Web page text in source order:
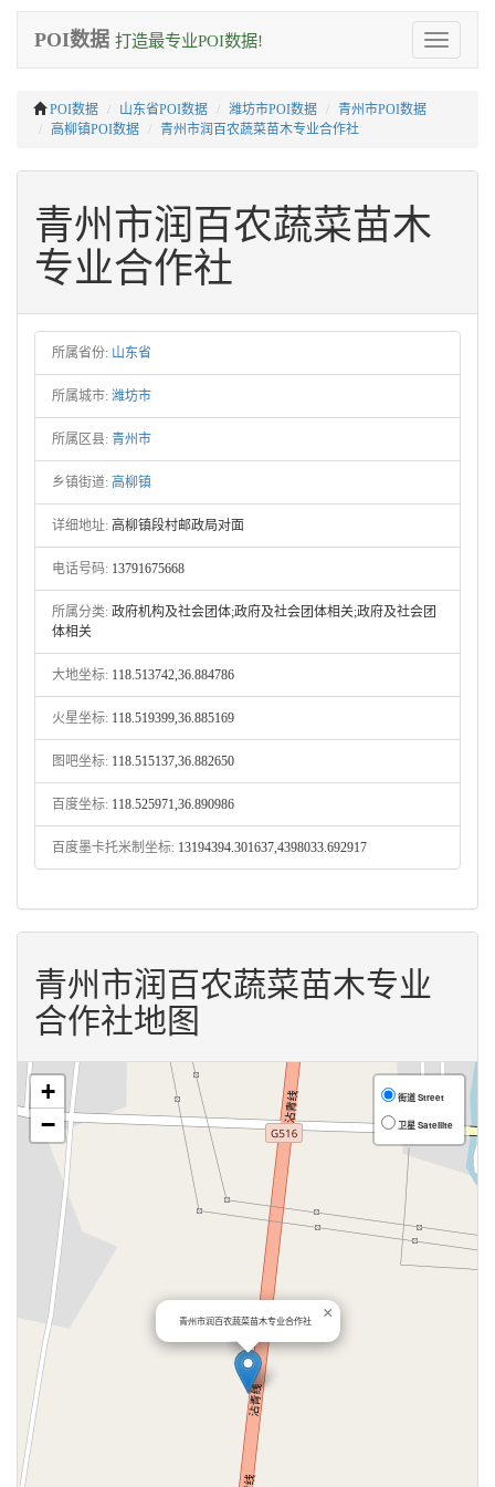
Toggle
navigation
POI数据 打造最专业POI数据!
POI数据 山东省POI数据 潍坊市POI数据
青州市POI数据
高柳镇POI数据
青州市润百农蔬菜苗木专业合作社
青州市润百农蔬菜苗木
专业合作社
所属省份: 山东省
所属城市: 潍坊市
所属区县: 青州市
乡镇街道: 高柳镇
详细地址: 高柳镇段村邮政局对面
电话号码: 13791675668
所属分类: 政府机构及社会团体;政府及社会团体相关;政府及社会团
体相关
大地坐标: 118.513742,36.884786
火星坐标: 118.519399,36.885169
图吧坐标: 118.515137,36.882650
百度坐标: 118.525971,36.890986
百度墨卡托米制坐标: 13194394.301637,4398033.692917
青州市润百农蔬菜苗木专业
合作社地图
青州市润百农蔬菜苗木专业合作社 ×
+
−
街道 Street
卫星 Satellite